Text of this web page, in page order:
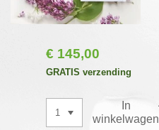
€ 145,00
GRATIS verzending
In
winkelwagen